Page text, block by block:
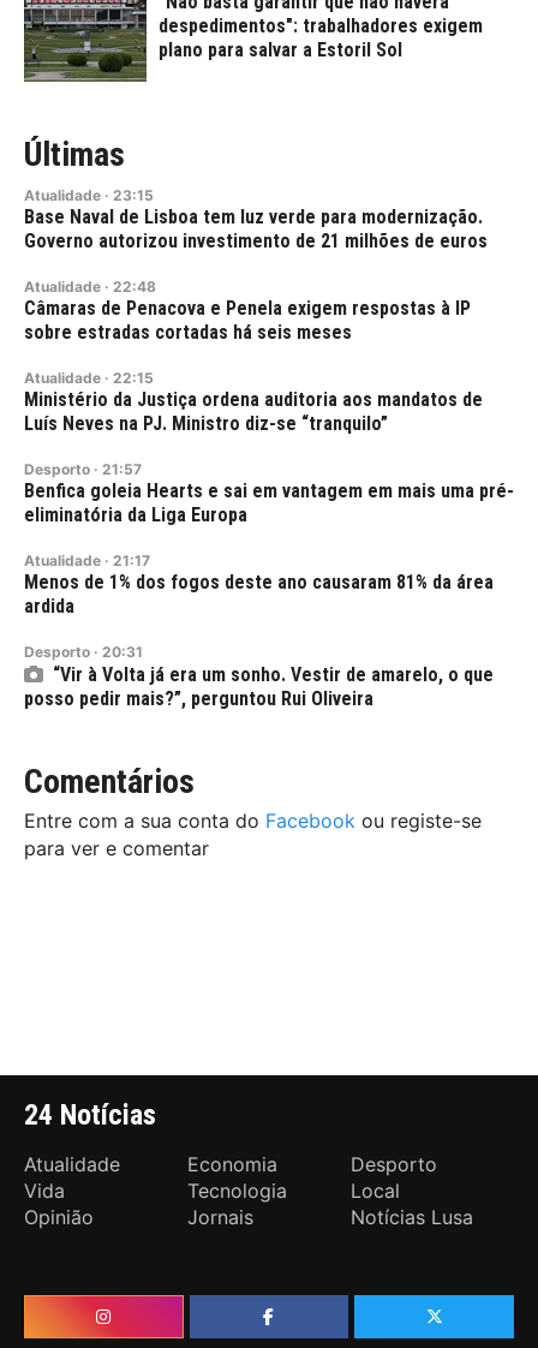
despedimentos": trabalhadores exigem
plano para salvar a Estoril Sol
Últimas
Atualidade · 23:15
Base Naval de Lisboa tem luz verde para modernização.
Governo autorizou investimento de 21 milhões de euros
Atualidade · 22:48
Câmaras de Penacova e Penela exigem respostas à IP
sobre estradas cortadas há seis meses
Atualidade · 22:15
Ministério da Justiça ordena auditoria aos mandatos de
Luís Neves na PJ. Ministro diz-se “tranquilo”
Desporto · 21:57
Benfica goleia Hearts e sai em vantagem em mais uma pré-
eliminatória da Liga Europa
Atualidade · 21:17
Menos de 1% dos fogos deste ano causaram 81% da área
ardida
Desporto · 20:31
“Vir à Volta já era um sonho. Vestir de amarelo, o que
posso pedir mais?”, perguntou Rui Oliveira
Comentários
Entre com a sua conta do Facebook ou registe-se
para ver e comentar
24 Notícias
Atualidade Economia
Desporto
Vida
Tecnologia
Local
Opinião
Jornais Notícias Lusa